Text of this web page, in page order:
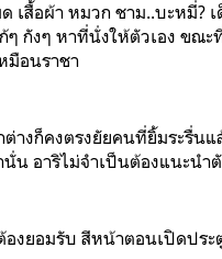
ด เสื้อผ้า หมวก ชาม..บะหมี่?
ๆ กังๆ หาที่นั่งให้ตัวเอง ขณ
มือนราชา
างก็คงตรงยัยคนที่ยิ้มระรื่น
นั่น อาริไม่จำเป็นต้องแนะนำ
องยอมรับ สีหน้าตอนเปิดปร